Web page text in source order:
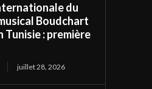
du
Boudchart
Tunisie : première
juillet 28, 2026